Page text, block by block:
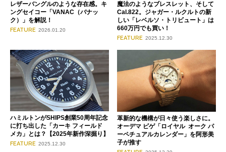
レザーバングルのような存在感。キ
ングセイコー「VANAC（バナッ
ク）」を解説！
FEATURE 2026.01.20
魔法のようなブレスレット、そして
Cal.822。ジャガー・ルクルトの新
しい「レベルソ・トリビュート」は
660万円でも買い！
FEATURE 2025.12.30
ハミルトンがSHIPS創業50周年記念
に打ち出した「カーキ フィールド
メカ」とは？【2025年新作深掘り】
FEATURE 2025.12.30
革新的な機構が日々使う楽しさに。
オーデマ ピゲ「ロイヤル オーク パ
ーペチュアルカレンダー」を阿形美
子が推す